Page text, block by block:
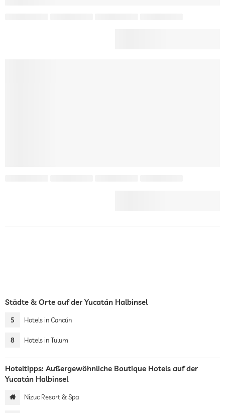
Städte & Orte auf der Yucatán Halbinsel
5 Hotels in Cancún
8 Hotels in Tulum
Hoteltipps: Außergewöhnliche Boutique Hotels auf der
Yucatán Halbinsel
Nizuc Resort & Spa